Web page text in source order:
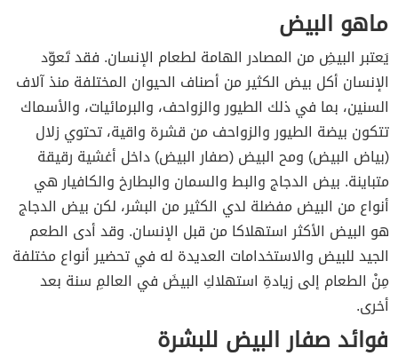
ماهو البيض
يَعتبر البيضِ من المصادر الهامة لطعام الإنسان. فقد تَعوّد
الإنسان أكل بيض الكثير من أصناف الحيوان المختلفة منذ آلاف
السنين، بما في ذلك الطيور والزواحف، والبرمائيات، والأسماك
تتكون بيضة الطيور والزواحف من قشرة واقية، تحتوي زلال
(بياض البيض) ومح البيض (صفار البيض) داخل أغشية رقيقة
متباينة. بيض الدجاج والبط والسمان والبطارخ والكافيار هي
أنواع من البيض مفضلة لدي الكثير من البشر، لكن بيض الدجاج
هو البيض الأكثر استهلاكا من قبل الإنسان. وقد أدى الطعم
الجيد للبيض والاستخدامات العديدة له في تحضير أنواع مختلفة
مِنْ الطعام إلى زيادةِ استهلاكِ البيضَ في العالمِ سنة بعد
أخرى.
فوائد صفار البيض للبشرة